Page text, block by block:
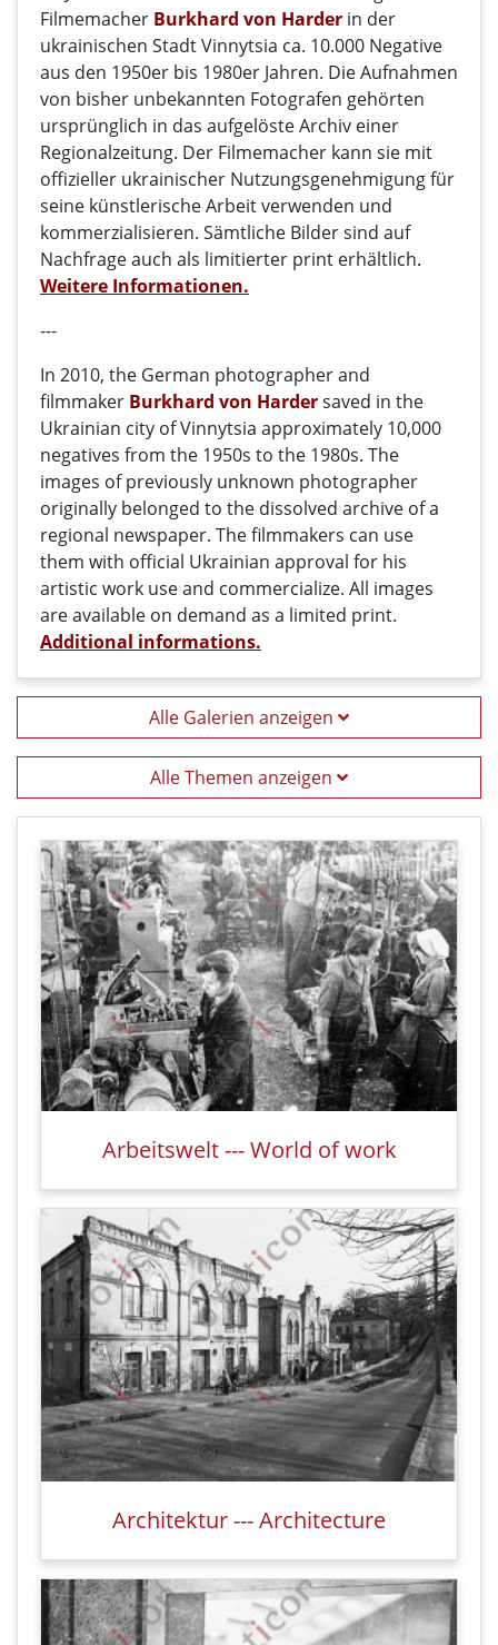
Filmemacher Burkhard von Harder in der
ukrainischen Stadt Vinnytsia ca. 10.000 Negative
aus den 1950er bis 1980er Jahren. Die Aufnahmen
von bisher unbekannten Fotografen gehörten
ursprünglich in das aufgelöste Archiv einer
Regionalzeitung. Der Filmemacher kann sie mit
offizieller ukrainischer Nutzungsgenehmigung für
seine künstlerische Arbeit verwenden und
kommerzialisieren. Sämtliche Bilder sind auf
Nachfrage auch als limitierter print erhältlich.
Weitere Informationen.
---
In 2010, the German photographer and
filmmaker Burkhard von Hardersaved in the
Ukrainian city of Vinnytsia approximately 10,000
negatives from the 1950s to the 1980s. The
images of previously unknown photographer
originally belonged to the dissolved archive of a
regional newspaper. The filmmakers can use
them with official Ukrainian approval for his
artistic work use and commercialize. All images
are available on demand as a limited print.
Additional informations.
Alle Galerien anzeigen
Alle Themen anzeigen
Arbeitswelt --- World of work
Architektur --- Architecture